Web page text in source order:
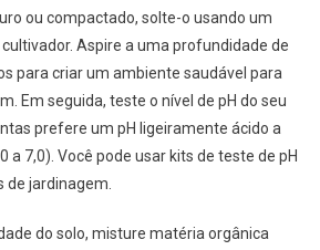
ou compactado, solte-o usando um
Aspire a uma profundidade de
para criar um ambiente saudável para
Em seguida, teste o nível de pH do seu
prefere um pH ligeiramente ácido a
a 7,0). Você pode usar kits de teste de pH
de jardinagem.
do solo, misture matéria orgânica